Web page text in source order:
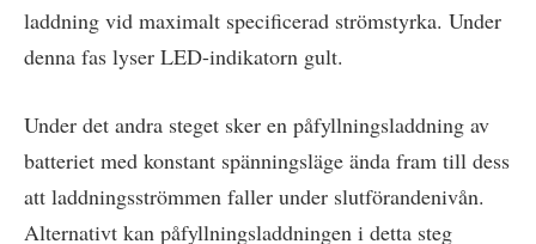
laddning vid maximalt specificerad strömstyrka. Under
denna fas lyser LED-indikatorn gult.
Under det andra steget sker en påfyllningsladdning av
batteriet med konstant spänningsläge ända fram till dess
att laddningsströmmen faller under slutförandenivån.
Alternativt kan påfyllningsladdningen i detta steg